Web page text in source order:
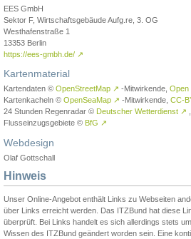
EES GmbH
Sektor F, Wirtschaftsgebäude Aufg.re, 3. OG
Westhafenstraße 1
13353 Berlin
https://ees-gmbh.de/ ↗
Kartenmaterial
Kartendaten © OpenStreetMap ↗ -Mitwirkende, Open
Kartenkacheln © OpenSeaMap ↗ -Mitwirkende, CC-
24 Stunden Regenradar © Deutscher Wetterdienst ↗
Flusseinzugsgebiete © BfG ↗
Webdesign
Olaf Gottschall
Hinweis
Unser Online-Angebot enthält Links zu Webseiten
über Links erreicht werden. Das ITZBund hat diese
überprüft. Bei Links handelt es sich allerdings stets
Wissen des ITZBund geändert worden sein. Eine